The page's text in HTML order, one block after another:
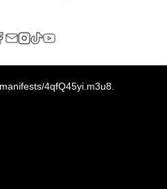
4qfQ45yi.m3u8.